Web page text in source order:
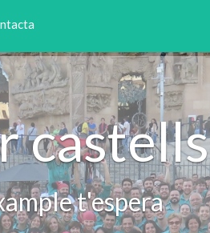
castells
t'espera